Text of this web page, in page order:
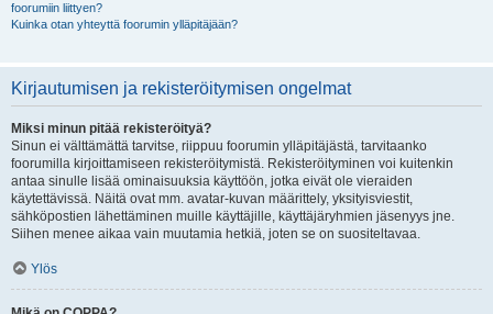
foorumiin liittyen?
Kuinka otan yhteyttä foorumin ylläpitäjään?
Kirjautumisen ja rekisteröitymisen ongelmat
Miksi minun pitää rekisteröityä?
Sinun ei välttämättä tarvitse, riippuu foorumin ylläpitäjästä, tarvitaanko
foorumilla kirjoittamiseen rekisteröitymistä. Rekisteröityminen voi kuitenkin
antaa sinulle lisää ominaisuuksia käyttöön, jotka eivät ole vieraiden
käytettävissä. Näitä ovat mm. avatar-kuvan määrittely, yksityisviestit,
sähköpostien lähettäminen muille käyttäjille, käyttäjäryhmien jäsenyys jne.
Siihen menee aikaa vain muutamia hetkiä, joten se on suositeltavaa.
Ylös